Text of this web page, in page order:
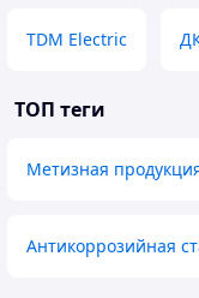
TDM Electric
ТОП теги
Метизная
Антикоррозийная